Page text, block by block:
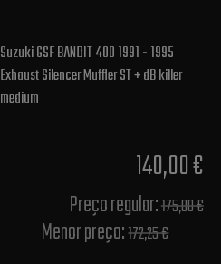
Suzuki GSF BANDIT 400 1991 - 1995
Exhaust Silencer Muffler ST + dB killer
medium
140,00 €
Preço regular:175,00 €
Menor preço:172,25 €